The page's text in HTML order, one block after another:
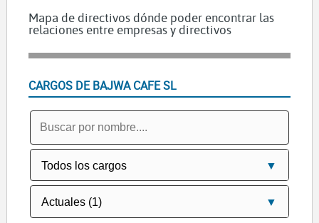
Mapa de directivos dónde poder encontrar las
relaciones entre empresas y directivos
CARGOS DE BAJWA CAFE SL